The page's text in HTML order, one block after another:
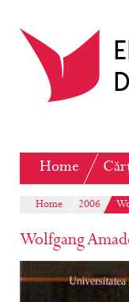
Home
Home 2006
Wolfgang